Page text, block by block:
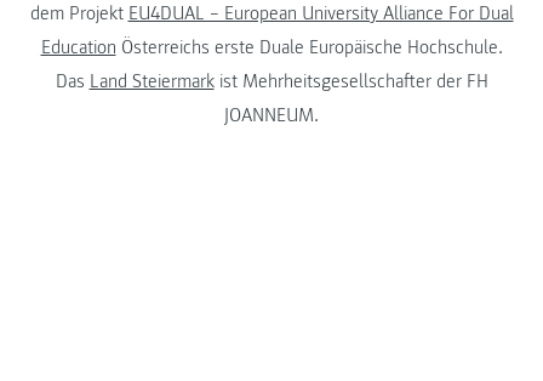
dem Projekt EU4DUAL – European University Alliance For Dual
Education Österreichs erste Duale Europäische Hochschule.
Das Land Steiermarkist Mehrheitsgesellschafter der FH
JOANNEUM.